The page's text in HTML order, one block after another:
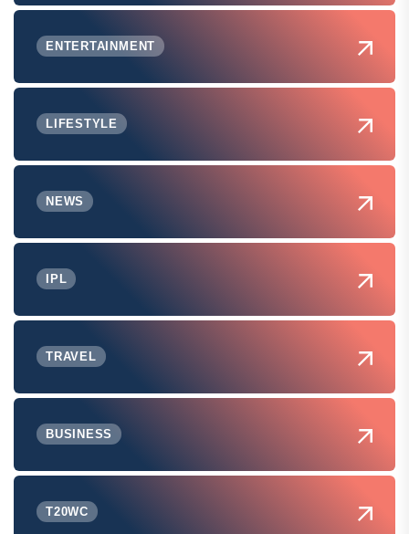
ENTERTAINMENT
LIFESTYLE
NEWS
IPL
TRAVEL
BUSINESS
T20WC